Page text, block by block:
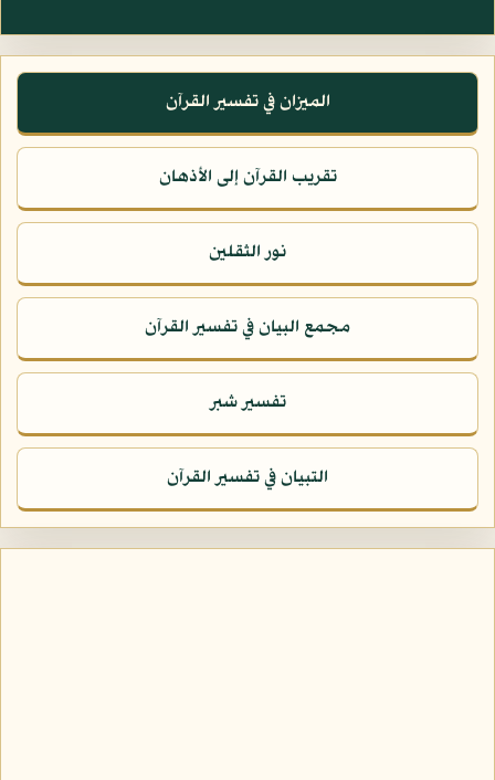
الميزان في تفسير القرآن
تقريب القرآن إلى الأذهان
نور الثقلين
مجمع البيان في تفسير القرآن
تفسير شبر
التبيان في تفسير القرآن